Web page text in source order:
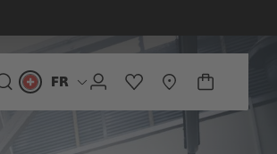
CHERCHER
Langue FR
COMPTELISTE D'ACHATS
STORELOCATOR
PANIER